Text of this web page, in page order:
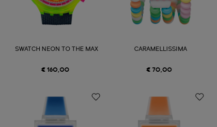
SWATCH NEON TO THE MAX
€ 160,00
CARAMELLISSIMA
€ 70,00